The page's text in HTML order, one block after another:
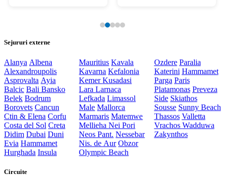
Sejururi externe
Alanya Albena
Alexandroupolis
Asprovalta Ayia
Balcic Bali Bansko
Belek Bodrum
Borovets Cancun
Ctin & Elena Corfu
Costa del Sol Creta
Didim Dubai Duni
Evia Hammamet
Hurghada Insula
Mauritius Kavala
Kavarna Kefalonia
KemerKusadasi
LaraLarnaca
Lefkada Limassol
Male Mallorca
Marmaris Matemwe
MelliehaNei Pori
Neos Pant. Nessebar
Nis. de Aur Obzor
Olympic Beach
Ozdere Paralia
Katerini Hammamet
Parga Paris
Platamonas Preveza
Side Skiathos
Sousse Sunny Beach
Thassos Valletta
Vrachos Wadduwa
Zakynthos
Circuite